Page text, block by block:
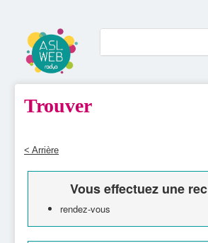
Trouver
< Arrière
Vous effectuez une
rendez-vous